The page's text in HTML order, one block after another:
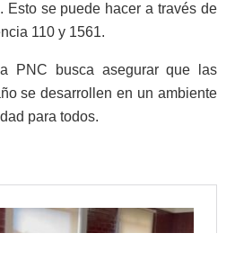
Esto se puede hacer a través de
110 y 1561.
PNC busca asegurar que las
se desarrollen en un ambiente
para todos.